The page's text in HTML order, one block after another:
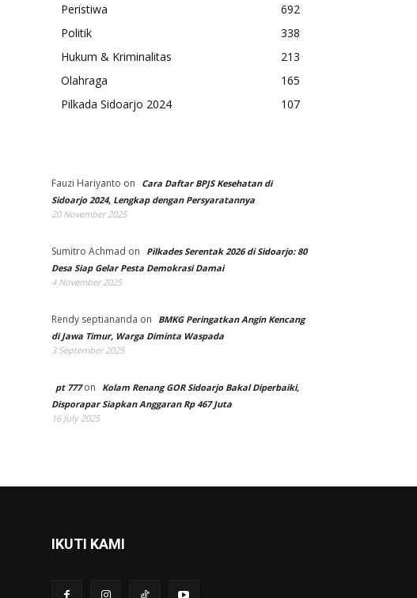
Peristiwa
692
Politik
338
Hukum & Kriminalitas
213
Olahraga
165
Pilkada Sidoarjo 2024
107
Fauzi Hariyanto on
Cara Daftar BPJS Kesehatan di
Sidoarjo 2024, Lengkap dengan Persyaratannya
20 November 2025
Sumitro Achmad on
Pilkades Serentak 2026 di Sidoarjo: 80
Desa Siap Gelar Pesta Demokrasi Damai
4 November 2025
Rendy septiananda on
BMKG Peringatkan Angin Kencang
di Jawa Timur, Warga Diminta Waspada
3 September 2025
pt 777on
Kolam Renang GOR Sidoarjo Bakal Diperbaiki,
Disporapar Siapkan Anggaran Rp 467 Juta
16 July 2025
IKUTI KAMI